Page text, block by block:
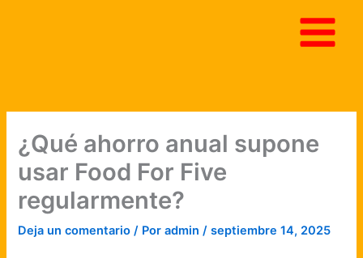
¿Qué ahorro anual supone
usar Food For Five
regularmente?
Deja un comentario / Poradmin/septiembre 14, 2025